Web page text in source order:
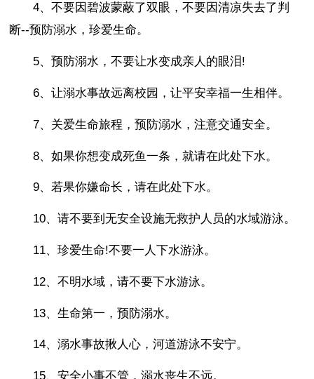
4、不要因碧波蒙蔽了双眼，不要因清凉失去了判
断--预防溺水，珍爱生命。
5、预防溺水，不要让水变成亲人的眼泪!
6、让溺水事故远离校园，让平安幸福一生相伴。
7、关爱生命旅程，预防溺水，注意交通安全。
8、如果你想变成死鱼一条，就请在此处下水。
9、若果你嫌命长，请在此处下水。
10、请不要到无安全设施无救护人员的水域游泳。
11、珍爱生命!不要一人下水游泳。
12、不明水域，请不要下水游泳。
13、生命第一，预防溺水。
14、溺水事故揪人心，河道游泳不安宁。
15、安全小事不管，溺水丧生不远。